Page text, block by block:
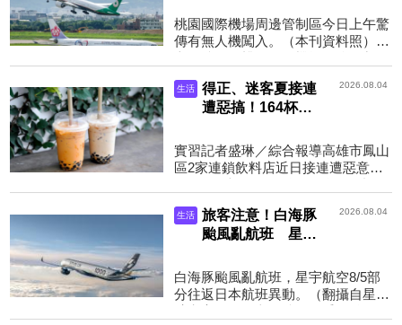
150萬元
桃園國際機場周邊管制區今日上午驚
傳有無人機闖入。（本刊資料照）圖
場公司說明，偵測到...
生活
得正、迷客夏接連
遭惡搞！164杯飲
收 業者損失7640
元
2026.08.04
實習記者盛琳／綜合報導高雄市鳳山
區2家連鎖飲料店近日接連遭惡意下
164杯手搖飲，業者依約...
生活
旅客注意！白海豚
颱風亂航班 星宇
日本航班異動
2026.08.04
白海豚颱風亂航班，星宇航空8/5部
分往返日本航班異動。（翻攝自星宇